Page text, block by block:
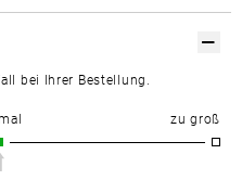
bei Ihrer Bestellung.
zu groß